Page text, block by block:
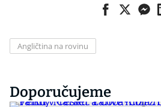
Angličtina na rovinu
Doporučujeme